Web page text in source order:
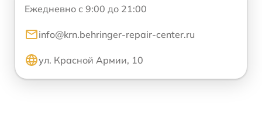
Ежедневно с 9:00 до 21:00
info@krn.behringer-repair-center.ru
ул. Красной Армии, 10